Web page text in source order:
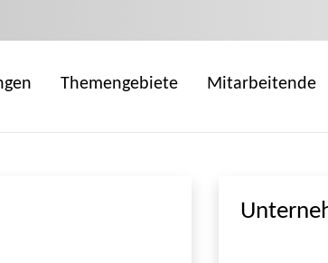
Themengebiete Mitarbeitende